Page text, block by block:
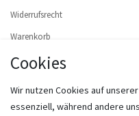
Widerrufsrecht
Warenkorb
Zur Kasse
Widerruf erklären
Cookies
Wir nutzen Cookies auf
essenziell, während andere